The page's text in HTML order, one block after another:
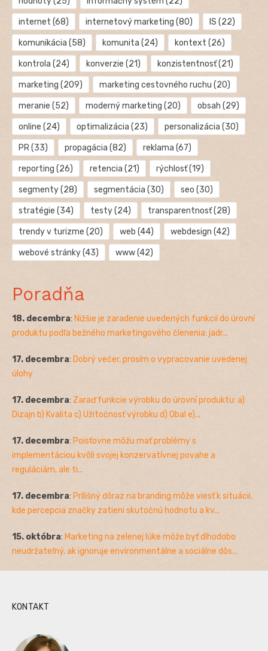
internet (68) internetový marketing (80) IS (22)
komunikácia (58) komunita (24) kontext (26)
kontrola (24) konverzie (21) konzistentnosť(21)
marketing (209) marketing cestovného ruchu (20)
meranie (52) moderný marketing (20) obsah (29)
online (24) optimalizácia (23) personalizácia (30)
PR(33) propagácia (82) reklama (67)
reporting (26) retencia (21) rýchlosť(19)
segmenty(28) segmentácia (30) seo (30)
stratégie (34) testy(24) transparentnosť(28)
trendy v turizme (20) web (44) webdesign (42)
webové stránky(43) www(42)
Poradňa
18. decembra: Nižšie je zaradenie uvedených funkcií do úrovní
produktu podľa bežného marketingového členenia: jadr...
17. decembra: Dobrý večer, prosím o vypracovanie uvedenej
úlohy
17. decembra: Zaraď funkcie výrobku do úrovní produktu: a)
Dizajn b) Kvalita c) Užitočnosť výrobku d) Obal e)...
17. decembra: Poisťovne môžu mať problémy s
implementáciou kvôli svojej konzervatívnej povahe a
reguláciám, ale ti...
17. decembra: Prílišný dôraz na branding môže viesť k situácii,
kde percepcia značky zatieni skutočnú hodnotu a kv...
15. októbra: Marketing na zelenej lúke môže byť dlhodobo
neudržateľný, ak ignoruje environmentálne a sociálne dôs...
KONTAKT